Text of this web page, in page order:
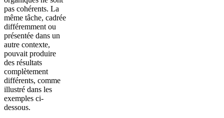
pas cohérents. La
même tâche, cadrée
différemment ou
présentée dans un
autre contexte,
pouvait produire
des résultats
complètement
différents, comme
illustré dans les
exemples ci-
dessous.